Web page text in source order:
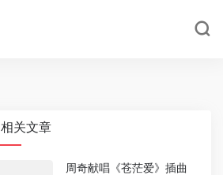
相关文章
周奇献唱《苍茫爱》插曲